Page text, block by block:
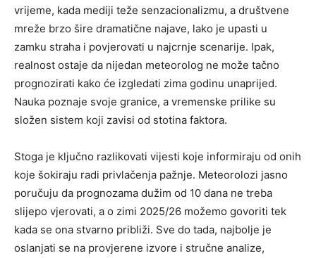
vrijeme, kada mediji teže senzacionalizmu, a društvene
mreže brzo šire dramatične najave, lako je upasti u
zamku straha i povjerovati u najcrnje scenarije. Ipak,
realnost ostaje da nijedan meteorolog ne može tačno
prognozirati kako će izgledati zima godinu unaprijed.
Nauka poznaje svoje granice, a vremenske prilike su
složen sistem koji zavisi od stotina faktora.
Stoga je ključno razlikovati vijesti koje informiraju od onih
koje šokiraju radi privlačenja pažnje. Meteorolozi jasno
poručuju da prognozama dužim od 10 dana ne treba
slijepo vjerovati, a o zimi 2025/26 možemo govoriti tek
kada se ona stvarno približi. Sve do tada, najbolje je
oslanjati se na provjerene izvore i stručne analize,